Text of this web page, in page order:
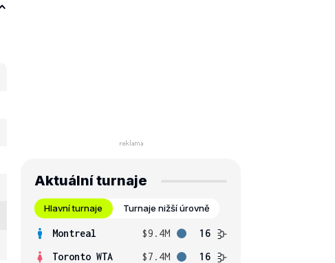
Aktuální turnaje
Hlavní turnaje Turnaje nižší úrovně
Montreal $9.4M
16
Toronto WTA
$7.4M 16